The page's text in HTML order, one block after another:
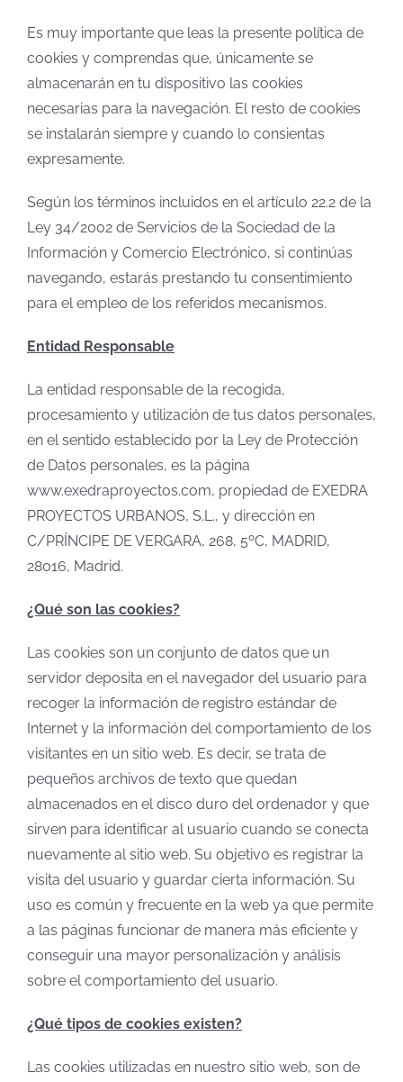
Es muy importante que leas la presente política de
cookies y comprendas que, únicamente se
almacenarán en tu dispositivo las cookies
necesarias para la navegación. El resto de cookies
se instalarán siempre y cuando lo consientas
expresamente.
Según los términos incluidos en el artículo 22.2 de la
Ley 34/2002 de Servicios de la Sociedad de la
Información y Comercio Electrónico, si continúas
navegando, estarás prestando tu consentimiento
para el empleo de los referidos mecanismos.
Entidad Responsable
La entidad responsable de la recogida,
procesamiento y utilización de tus datos personales,
en el sentido establecido por la Ley de Protección
de Datos personales, es la página
www.exedraproyectos.com, propiedad de EXEDRA
PROYECTOS URBANOS, S.L., y dirección en
C/PRÍNCIPE DE VERGARA, 268, 5ºC, MADRID,
28016, Madrid.
¿Qué son las cookies?
Las cookies son un conjunto de datos que un
servidor deposita en el navegador del usuario para
recoger la información de registro estándar de
Internet y la información del comportamiento de los
visitantes en un sitio web. Es decir, se trata de
pequeños archivos de texto que quedan
almacenados en el disco duro del ordenador y que
sirven para identificar al usuario cuando se conecta
nuevamente al sitio web. Su objetivo es registrar la
visita del usuario y guardar cierta información. Su
uso es común y frecuente en la web ya que permite
a las páginas funcionar de manera más eficiente y
conseguir una mayor personalización y análisis
sobre el comportamiento del usuario.
¿Qué tipos de cookies existen?
Las cookies utilizadas en nuestro sitio web, son de